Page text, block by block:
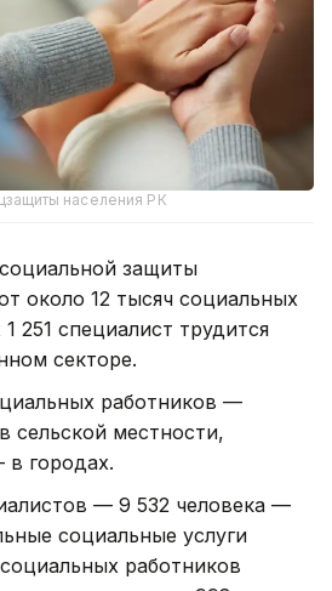
населения РК
защиты
около 12 тысяч социальных
251 специалист трудится
секторе.
работников —
сельской местности,
городах.
— 9 532 человека —
социальные услуги
работников